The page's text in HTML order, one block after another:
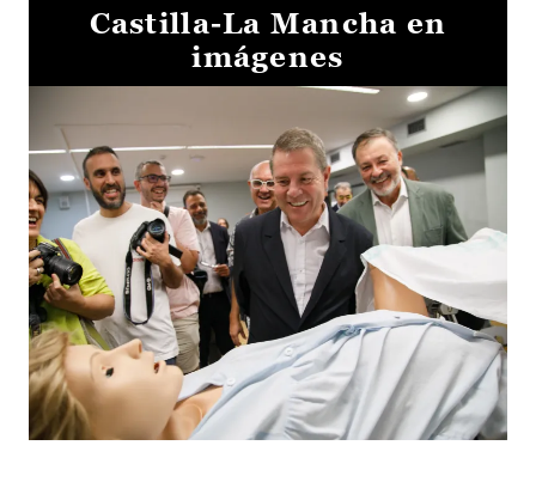
Castilla-La Mancha en
imágenes